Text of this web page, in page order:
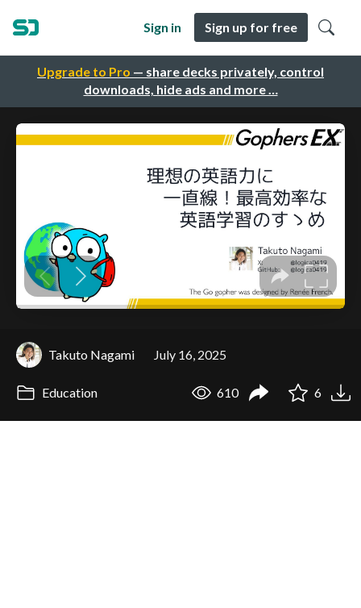
Upgrade to Pro — share decks privately, control
downloads, hide ads and more …
Sign in Sign up for free
Takuto Nagami July 16, 2025
Education 610 6